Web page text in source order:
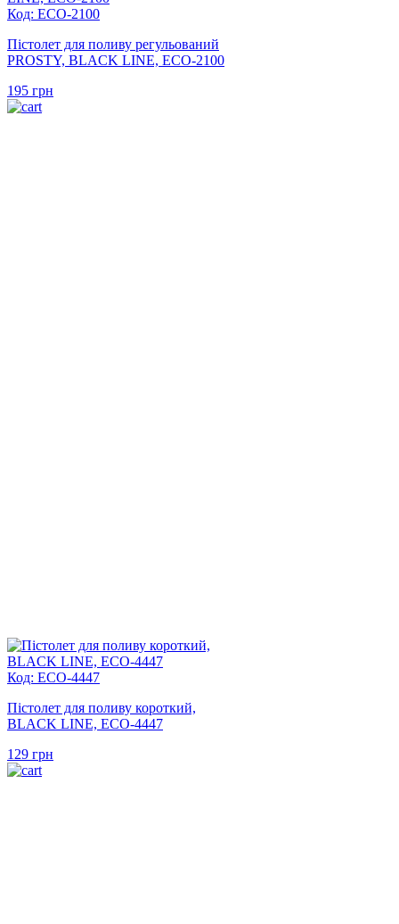
Код: ECO-2100
Пістолет для поливу регульований
PROSTY, BLACK LINE, ECO-2100
195 грн
Код: ECO-4447
Пістолет для поливу короткий,
BLACK LINE, ECO-4447
129 грн